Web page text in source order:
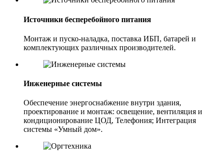
Источники бесперебойного питания
Монтаж и пуско-наладка, поставка ИБП, батарей и
комплектующих различных производителей.
Инженерные системы
Обеспечение энергоснабжение внутри здания,
проектирование и монтаж: освещение, вентиляция и
кондиционирование ЦОД, Телефония; Интеграция
системы «Умный дом».